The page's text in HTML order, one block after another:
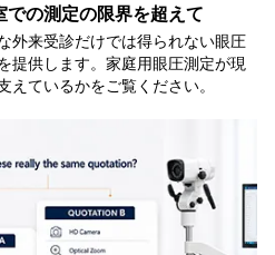
の測定の限界を超えて
外来受診だけでは得られない眼圧
提供します。家庭用眼圧測定が現
えているかをご覧ください。